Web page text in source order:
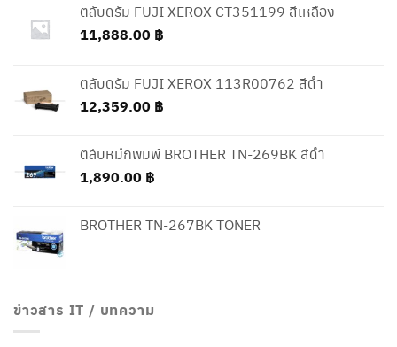
ตลับดรัม FUJI XEROX CT351199 สีเหลือง
11,888.00 ฿
ตลับดรัม FUJI XEROX 113R00762 สีดำ
12,359.00 ฿
ตลับหมึกพิมพ์ BROTHER TN-269BK สีดำ
1,890.00 ฿
BROTHER TN-267BK TONER
ข่าวสาร IT / บทความ